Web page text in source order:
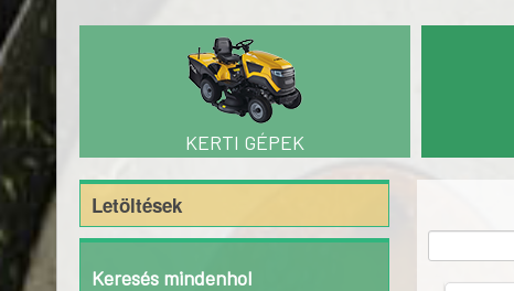
KERTI GÉPEK
Letöltések
Keresés mindenhol